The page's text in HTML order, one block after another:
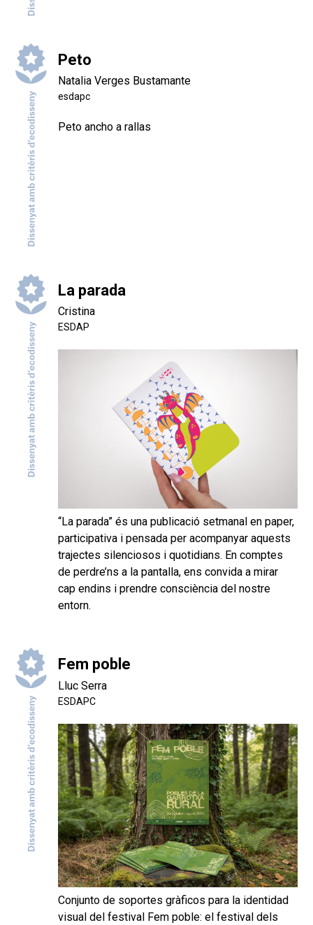
Peto
Natalia Verges Bustamante
esdapc
Peto ancho a rallas
La parada
Cristina
ESDAP
“La parada” és una publicació setmanal en paper,
participativa i pensada per acompanyar aquests
trajectes silenciosos i quotidians. En comptes
de perdre’ns a la pantalla, ens convida a mirar
cap endins i prendre consciència del nostre
entorn.
Fem poble
Lluc Serra
ESDAPC
Conjunto de soportes gràficos para la identidad
visual del festival Fem poble: el festival dels